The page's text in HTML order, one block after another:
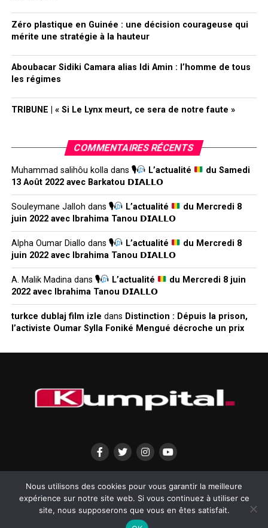
Zéro plastique en Guinée : une décision courageuse qui
mérite une stratégie à la hauteur
Aboubacar Sidiki Camara alias Idi Amin : l’homme de tous
les régimes
TRIBUNE | « Si Le Lynx meurt, ce sera de notre faute »
COMMENTAIRES RÉCENTS
Muhammad salihôu kolladans 🎙 L’actualité
du Samedi
13 Août 2022 avec Barkatou 𝗗𝗜𝗔𝗟𝗟𝗢
Souleymane Jalloh dans 🎙 L’actualité
du Mercredi 8
juin 2022 avec Ibrahima Tanou 𝗗𝗜𝗔𝗟𝗟𝗢
Alpha Oumar Diallo dans 🎙 L’actualité
du Mercredi 8
juin 2022 avec Ibrahima Tanou 𝗗𝗜𝗔𝗟𝗟𝗢
A. Malik Madinadans 🎙 L’actualité
du Mercredi 8 juin
2022 avec Ibrahima Tanou 𝗗𝗜𝗔𝗟𝗟𝗢
turkce dublaj film izle dans Distinction : Dépuis la prison,
l’activiste Oumar Sylla Foniké Mengué décroche un prix
QUI SOMMES-NOUS? MENTIONS LÉGALES CONTACTEZ-NOUS
Nous utilisons des cookies pour vous garantir la meilleure
expérience sur notre site web. Si vous continuez à utiliser ce
site, nous supposerons que vous en êtes satisfait.